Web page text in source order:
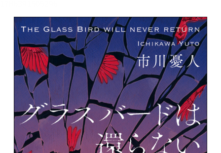
書誌情報
この作品の書誌情報を表示します。
目次・しおり・メモ
目次・しおり・メモを一覧で表示します。
本文検索
本文内から文字を検索します。
自動ページ送り
一定時間経つ毎に自動でページを送ります。
リーダー設定
文字サイズ、エフェクトの変更などを行います。